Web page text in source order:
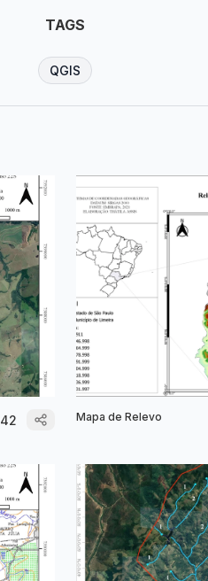
TAGS
QGIS
42 Mapa de Relevo